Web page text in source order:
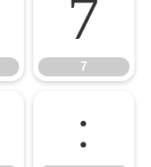
7
7
: